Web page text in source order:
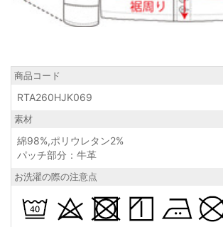
商品コード
RTA260HJK069
素材
綿98%,ポリウレタン2%
パッチ部分：牛革
お洗濯の際の注意点